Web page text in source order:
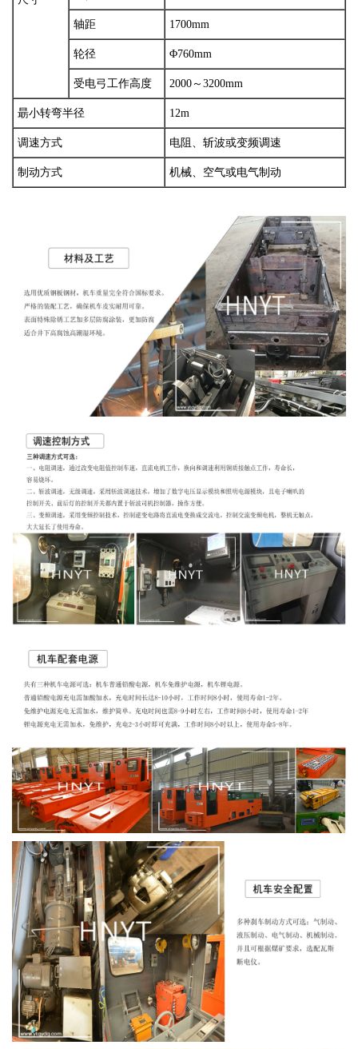
轴距 1700mm
轮径 Φ760mm
受电弓工作高度 2000～3200mm
朂小转弯半径 12m
调速方式 电阻、斩波或变频调速
制动方式 机械、空气或电气制动